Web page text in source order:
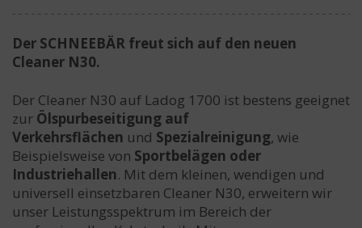
Der SCHNEEBÄR freut sich auf den neuen
Cleaner N30.
Der Cleaner N30 auf Ladog 1700 ist bestens geeignet
zur Ölspurbeseitigung auf
Verkehrsflächen und Spezialreinigung, wie
Beispielsweise von Sportbelägen oder
Industriehallen. Mit dem kleinen, wendigen und
universell einsetzbaren Cleaner N30, erweitern wir
unser Leistungsspektrum im Bereich der